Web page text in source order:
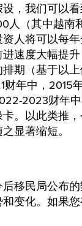
，我们可以
人（其中越南
人将可以每
速度大幅提
期（基于以
财年中，2015
2023财年
。以此类推
显著缩短。
移民局公布
变化。如果